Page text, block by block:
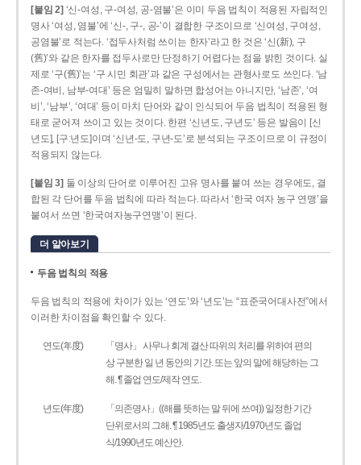
[붙임 2] ‘신-여성, 구-여성, 공-염불’은 이미 두음 법칙이 적용된 자립적인
명사 ‘여성, 염불’에 ‘신-, 구-, 공-’이 결합한 구조이므로 ‘신여성, 구여성,
공염불’로 적는다. ‘접두사처럼 쓰이는 한자’라고 한 것은 ‘신(新), 구
(舊)’와 같은 한자를 접두사로만 단정하기 어렵다는 점을 밝힌 것이다. 실
제로 ‘구(舊)’는 ‘구 시민 회관’과 같은 구성에서는 관형사로도 쓰인다. ‘남
존­-여비, 남부-­여대’ 등은 엄밀히 말하면 합성어는 아니지만, ‘남존’, ‘여
비’, ‘남부’, ‘여대’ 등이 마치 단어와 같이 인식되어 두음 법칙이 적용된 형
태로 굳어져 쓰이고 있는 것이다. 한편 ‘신년도, 구년도’ 등은 발음이 [신
년도], [구ː년도]이며 ‘신년­-도, 구년-­도’로 분석되는 구조이므로 이 규정이
적용되지 않는다.
[붙임 3] 둘 이상의 단어로 이루어진 고유 명사를 붙여 쓰는 경우에도, 결
합된 각 단어를 두음 법칙에 따라 적는다. 따라서 ‘한국 여자 농구 연맹’을
붙여서 쓰면 ‘한국여자농구연맹’이 된다.
더 알아보기
두음 법칙의 적용
두음 법칙의 적용에 차이가 있는 ‘연도’와 ‘년도’는 “표준국어대사전”에서
이러한 차이점을 확인할 수 있다.
연도(年度)
「명사」 사무나 회계 결산 따위의 처리를 위하여 편의
상 구분한 일 년 동안의 기간. 또는 앞의 말에 해당하는 그
해. ¶ 졸업 연도/제작 연도.
년도(年度)
「의존명사」((해를 뜻하는 말 뒤에 쓰여)) 일정한 기간
단위로서의 그해. ¶ 1985년도 출생자/1970년도 졸업
식/1990년도 예산안.